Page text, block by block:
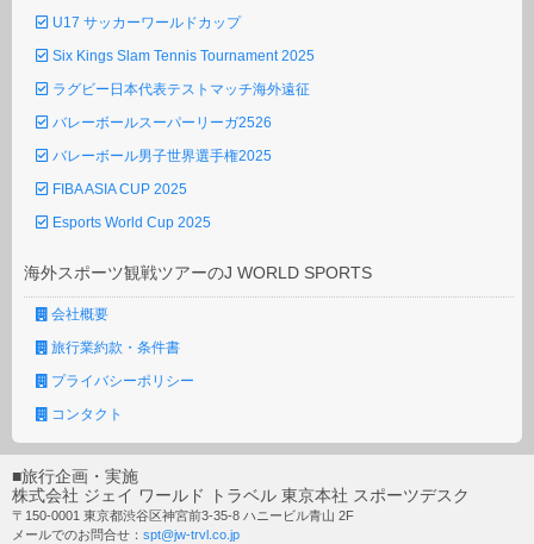
U17 サッカーワールドカップ
Six Kings Slam Tennis Tournament 2025
ラグビー日本代表テストマッチ海外遠征
バレーボールスーパーリーガ2526
バレーボール男子世界選手権2025
FIBA ASIA CUP 2025
Esports World Cup 2025
海外スポーツ観戦ツアーのJ WORLD SPORTS
会社概要
旅行業約款・条件書
プライバシーポリシー
コンタクト
■旅行企画・実施
株式会社 ジェイ ワールド トラベル 東京本社 スポーツデスク
〒150-0001 東京都渋谷区神宮前3-35-8 ハニービル青山 2F
メールでのお問合せ： spt@jw-trvl.co.jp